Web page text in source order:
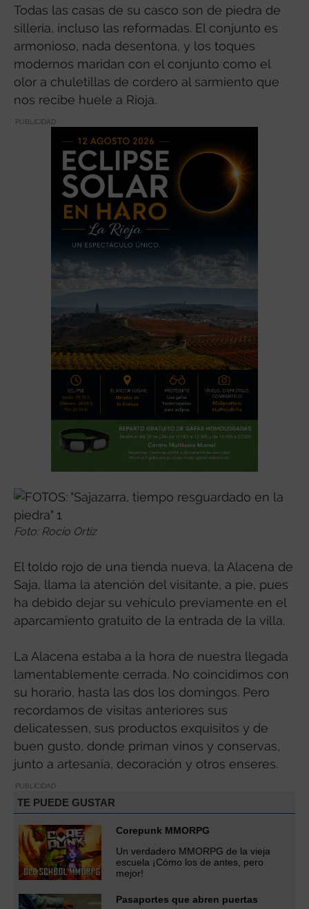
Todas las casas de su casco son de piedra de
sillería, incluso las reformadas. El conjunto es
armonioso, nada desentona, y los toques
modernos maridan con el conjunto como el
olor a chuletillas de cordero al sarmiento que
nos recibe huele a Rioja.
PUBLICIDAD
Foto: Rocío Ortiz
El toldo rojo de una tienda nueva, la Alacena de
Saja, llama la atención del visitante, a pie, pues
ha debido dejar su vehículo previamente en el
aparcamiento gratuito de la entrada de la villa.
La Alacena estaba a la hora de nuestra llegada
lamentablemente cerrada. No coincidimos con
su horario, hasta las dos los domingos. Pero
recordamos de visitas anteriores sus
delicatessen, sus productos exquisitos y de
buen gusto, donde priman vinos y conservas,
junto a artesanía, decoración y otros enseres.
PUBLICIDAD
TE PUEDE GUSTAR
Corepunk MMORPG
Un verdadero MMORPG de la vieja
escuela ¡Cómo los de antes, pero
mejor!
Pasaportes que abren puertas